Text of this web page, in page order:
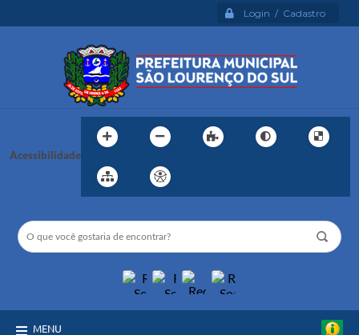
Login / Cadastro
Acessibilidade
MENU